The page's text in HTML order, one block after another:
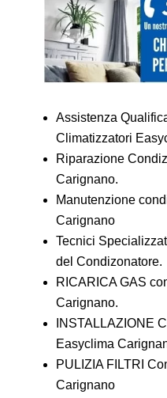
Assistenza
Climatizzatori
Riparazione
Carignano.
Manutenzione
Carignano
Tecnici
del Condizonatore.
RICARICA GAS
Carignano.
INSTALLAZIONE
Easyclima
PULIZIA FILTRI
Carignano